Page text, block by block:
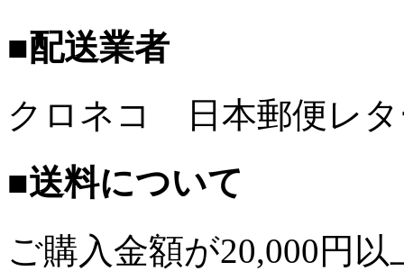
■配送業者
クロネコ 日本郵便レ
■送料について
ご購入金額が20,000円